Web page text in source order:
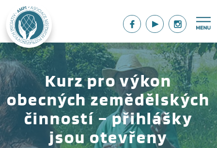
Kurz pro výkon
obecných zemědělských
činností – přihlášky
jsou otevřeny